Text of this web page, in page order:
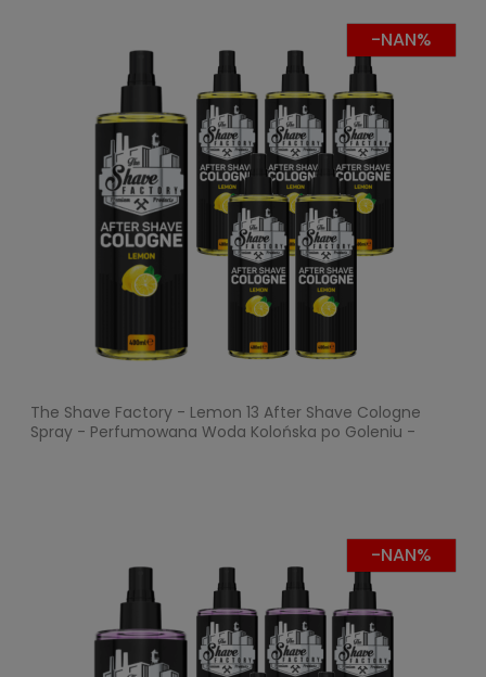
The Shave Factory - Lemon 13 After Shave Cologne
Spray - Perfumowana Woda Kolońska po Goleniu -
-NAN%
-NAN%